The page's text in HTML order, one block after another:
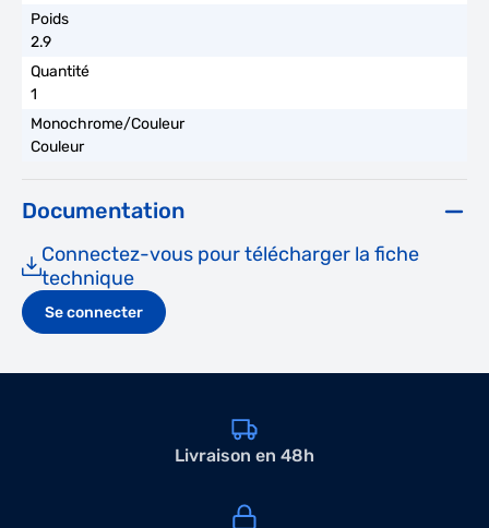
2.9
1
Couleur
Documentation
Connectez-vous pour télécharger la fiche
technique
Se connecter
Livraison en 48h